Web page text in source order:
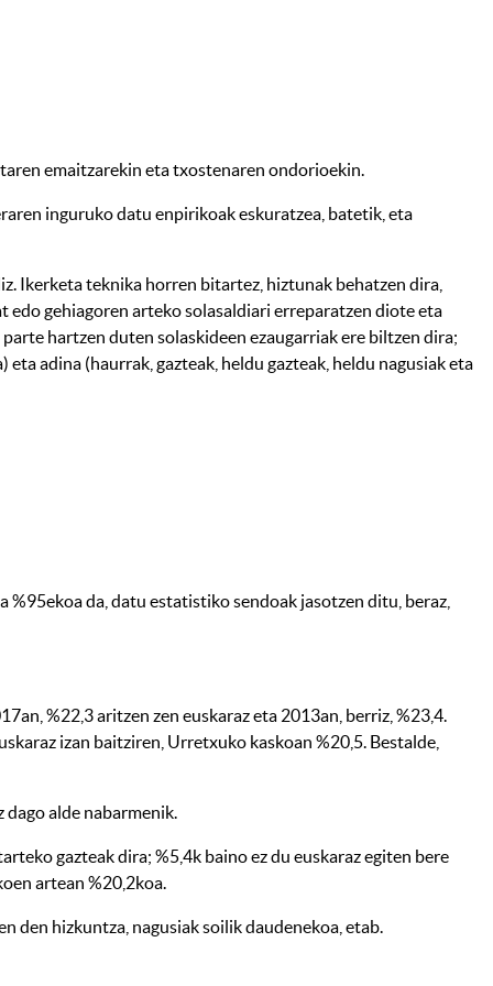
emaitzarekin eta txostenaren ondorioekin.
inguruko datu enpirikoak eskuratzea, batetik, eta
Ikerketa teknika horren bitartez, hiztunak behatzen dira,
gehiagoren arteko solasaldiari erreparatzen diote eta
hartzen duten solaskideen ezaugarriak ere biltzen dira;
adina (haurrak, gazteak, heldu gazteak, heldu nagusiak eta
da, datu estatistiko sendoak jasotzen ditu, beraz,
%22,3 aritzen zen euskaraz eta 2013an, berriz, %23,4.
izan baitziren, Urretxuko kaskoan %20,5. Bestalde,
dago alde nabarmenik.
gazteak dira; %5,4k baino ez du euskaraz egiten bere
artean %20,2koa.
den hizkuntza, nagusiak soilik daudenekoa, etab.